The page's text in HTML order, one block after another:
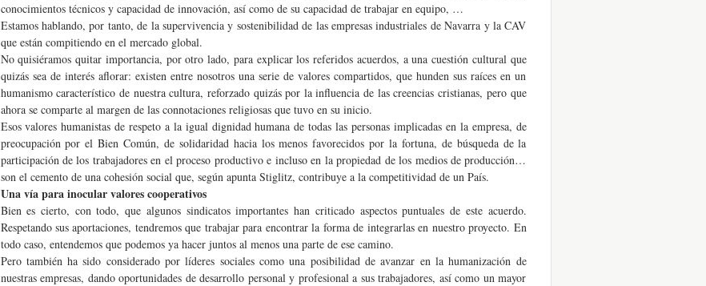
conocimientos técnicos y capacidad de innovación, así como de su capacidad de trabajar en equipo, …
Estamos hablando, por tanto, de la supervivencia y sostenibilidad de las empresas industriales de Navarra y la CAV
que están compitiendo en el mercado global.
No quisiéramos quitar importancia, por otro lado, para explicar los referidos acuerdos, a una cuestión cultural que
quizás sea de interés aflorar: existen entre nosotros una serie de valores compartidos, que hunden sus raíces en un
humanismo característico de nuestra cultura, reforzado quizás por la influencia de las creencias cristianas, pero que
ahora se comparte al margen de las connotaciones religiosas que tuvo en su inicio.
Esos valores humanistas de respeto a la igual dignidad humana de todas las personas implicadas en la empresa, de
preocupación por el Bien Común, de solidaridad hacia los menos favorecidos por la fortuna, de búsqueda de la
participación de los trabajadores en el proceso productivo e incluso en la propiedad de los medios de producción…
son el cemento de una cohesión social que, según apunta Stiglitz, contribuye a la competitividad de un País.
Una vía para inocular valores cooperativos
Bien es cierto, con todo, que algunos sindicatos importantes han criticado aspectos puntuales de este acuerdo.
Respetando sus aportaciones, tendremos que trabajar para encontrar la forma de integrarlas en nuestro proyecto. En
todo caso, entendemos que podemos ya hacer juntos al menos una parte de ese camino.
Pero también ha sido considerado por líderes sociales como una posibilidad de avanzar en la humanización de
nuestras empresas, dando oportunidades de desarrollo personal y profesional a sus trabajadores, así como un mayor